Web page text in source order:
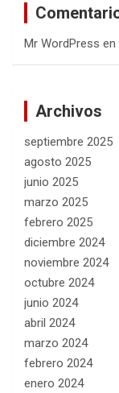
Mr WordPress en
Archivos
septiembre 2025
agosto 2025
junio 2025
marzo 2025
febrero 2025
diciembre 2024
noviembre 2024
octubre 2024
junio 2024
abril 2024
marzo 2024
febrero 2024
enero 2024